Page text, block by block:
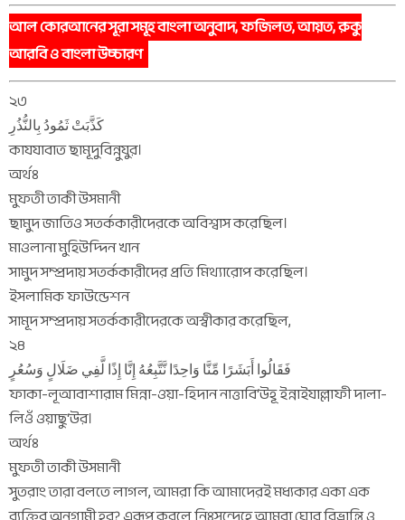
আল কোরআনের সূরা সমূহ বাংলা অনুবাদ, ফজিলত, আয়ত, রুকু
আরবি ও বাংলা উচ্চারণ
২৩
كَذَّبَتْ ثَمُودُ بِالنُّذُرِ
কাযযাবাত ছামূদুবিন্নুযুর।
অর্থঃ
মুফতী তাকী উসমানী
ছামুদ জাতিও সতর্ককারীদেরকে অবিশ্বাস করেছিল।
মাওলানা মুহিউদ্দিন খান
সামুদ সম্প্রদায় সতর্ককারীদের প্রতি মিথ্যারোপ করেছিল।
ইসলামিক ফাউন্ডেশন
সামূদ সম্প্রদায় সতর্ককারীদেরকে অস্বীকার করেছিল,
২৪
فَقَالُوا أَبَشَرًا مِّنَّا وَاحِدًا نَّتَّبِعُهُ إِنَّا إِذًا لَّفِي ضَلَالٍ وَسُعُرٍ
ফাকা-লূআবাশারাম মিন্না-ওয়া-হিদান নাত্তাবি‘উহূ ইন্নাইযাল্লাফী দালা-
লিওঁ ওয়াছু‘উর।
অর্থঃ
মুফতী তাকী উসমানী
সুতরাং তারা বলতে লাগল, আমরা কি আমাদেরই মধ্যকার একা এক